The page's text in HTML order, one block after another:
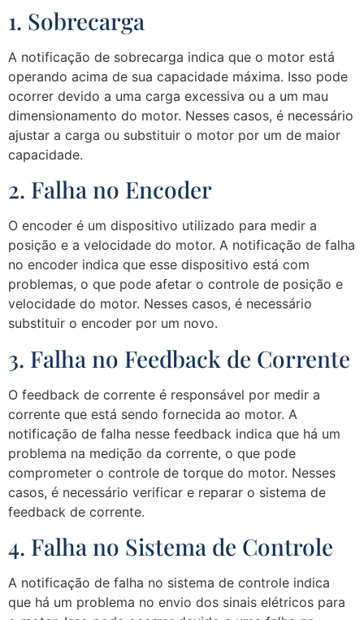
1. Sobrecarga
A notificação de sobrecarga indica que o motor está
operando acima de sua capacidade máxima. Isso pode
ocorrer devido a uma carga excessiva ou a um mau
dimensionamento do motor. Nesses casos, é necessário
ajustar a carga ou substituir o motor por um de maior
capacidade.
2. Falha no Encoder
O encoder é um dispositivo utilizado para medir a
posição e a velocidade do motor. A notificação de falha
no encoder indica que esse dispositivo está com
problemas, o que pode afetar o controle de posição e
velocidade do motor. Nesses casos, é necessário
substituir o encoder por um novo.
3. Falha no Feedback de Corrente
O feedback de corrente é responsável por medir a
corrente que está sendo fornecida ao motor. A
notificação de falha nesse feedback indica que há um
problema na medição da corrente, o que pode
comprometer o controle de torque do motor. Nesses
casos, é necessário verificar e reparar o sistema de
feedback de corrente.
4. Falha no Sistema de Controle
A notificação de falha no sistema de controle indica
que há um problema no envio dos sinais elétricos para